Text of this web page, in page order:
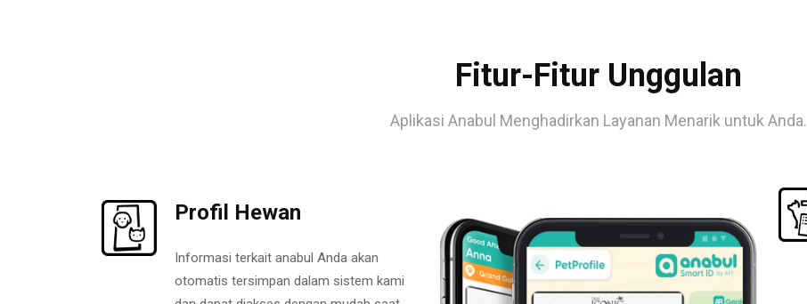
Fitur-Fitur Unggulan
Aplikasi Anabul Menghadirkan Layanan Menarik untuk Anda.
Profil Hewan
Informasi terkait anabul Anda akan
otomatis tersimpan dalam sistem kami